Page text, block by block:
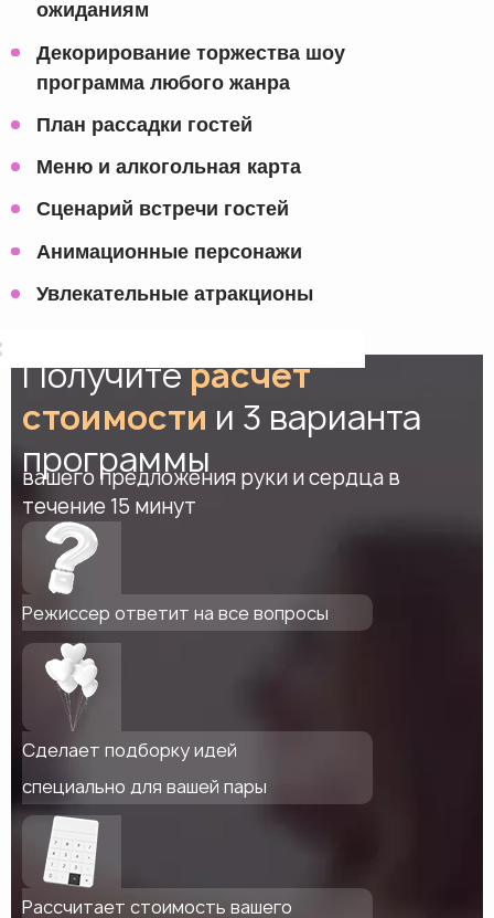
ожиданиям
Декорирование торжества шоу
программа любого жанра
План рассадки гостей
Меню и алкогольная карта
Сценарий встречи гостей
Анимационные персонажи
Увлекательные атракционы
Получитерасчет
стоимости и 3 варианта
программы
вашего предложения руки и сердца в
течение 15 минут
Режиссер ответит на все вопросы
Сделает подборку идей
специально для вашей пары
Рассчитает стоимость вашего